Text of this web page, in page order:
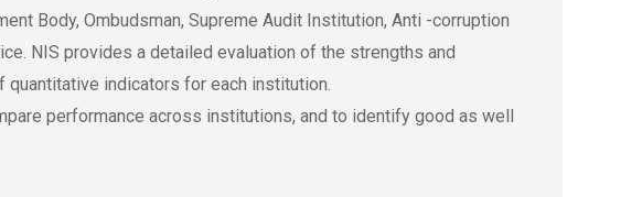
Body, Ombudsman, Supreme Audit Institution, Anti -corruption
NIS provides a detailed evaluation of the strengths and
indicators for each institution.
performance across institutions, and to identify good as well